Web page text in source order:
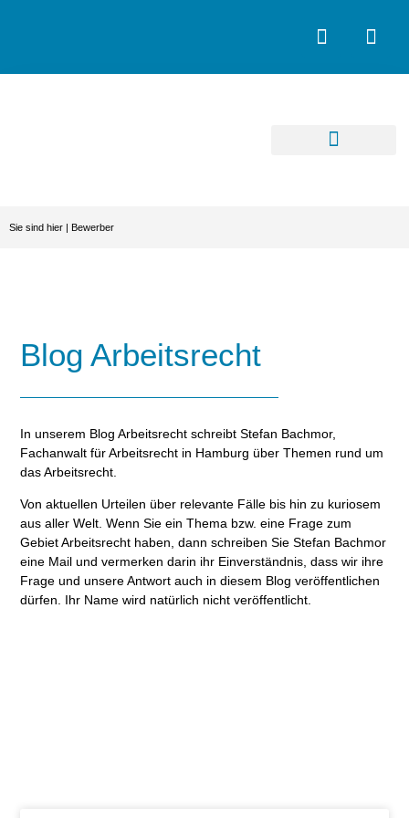
Sie sind hier | Bewerber
Blog Arbeitsrecht
In unserem Blog Arbeitsrecht schreibt Stefan Bachmor,
Fachanwalt für Arbeitsrecht in Hamburg über Themen rund um
das Arbeitsrecht.
Von aktuellen Urteilen über relevante Fälle bis hin zu kuriosem
aus aller Welt. Wenn Sie ein Thema bzw. eine Frage zum
Gebiet Arbeitsrecht haben, dann schreiben Sie Stefan Bachmor
eine Mail und vermerken darin ihr Einverständnis, dass wir ihre
Frage und unsere Antwort auch in diesem Blog veröffentlichen
dürfen. Ihr Name wird natürlich nicht veröffentlicht.